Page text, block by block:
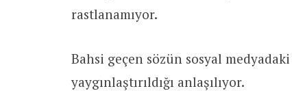
rastlanamıyor.
Bahsi geçen sözün sosyal
yaygınlaştırıldığı anlaşılıyor.